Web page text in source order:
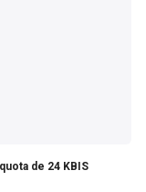
de 24 KBIS